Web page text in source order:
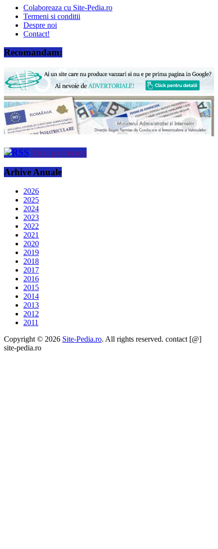
Colaboreaza cu Site-Pedia.ro
Termeni si conditii
Despre noi
Contact!
Recomandam:
Stiri preferate
Arhive Anuale
2026
2025
2024
2023
2022
2021
2020
2019
2018
2017
2016
2015
2014
2013
2012
2011
Copyright © 2026 Site-Pedia.ro. All rights reserved. contact [@]
site-pedia.ro